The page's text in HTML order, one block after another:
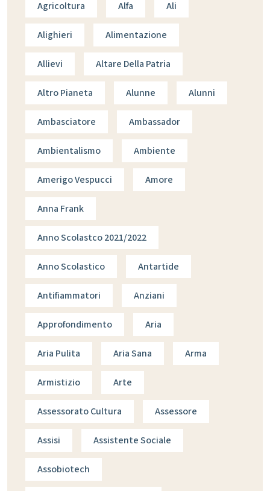
Agricoltura Alfa Ali
Alighieri Alimentazione
Allievi Altare Della Patria
Altro Pianeta Alunne Alunni
Ambasciatore Ambassador
Ambientalismo Ambiente
Amerigo Vespucci Amore
Anna Frank
Anno Scolastco 2021/2022
Anno Scolastico Antartide
Antifiammatori Anziani
Approfondimento Aria
Aria Pulita Aria Sana Arma
Armistizio Arte
Assessorato Cultura Assessore
Assisi Assistente Sociale
Assobiotech